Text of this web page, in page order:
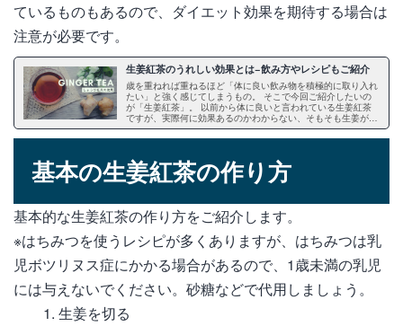
ているものもあるので、ダイエット効果を期待する場合は
注意が必要です。
生姜紅茶のうれしい効果とは−飲み方やレシピもご紹介
歳を重ねれば重ねるほど「体に良い飲み物を積極的に取り入れ
たい」と強く感じてしまうもの。 そこで今回ご紹介したいの
が「生姜紅茶」。 以前から体に良いと言われている生姜紅茶
ですが、実際何に効果あるのかわからない、そもそも生姜が苦
手という方も多いと思います。 この記事を読めば、きっと生
姜紅茶を飲みたくなるはず！ 様々な効果をもたらす生姜紅茶
基本の生姜紅茶の作り方
基本的な生姜紅茶の作り方をご紹介します。
※はちみつを使うレシピが多くありますが、はちみつは乳
児ボツリヌス症にかかる場合があるので、1歳未満の乳児
には与えないでください。砂糖などで代用しましょう。
生姜を切る